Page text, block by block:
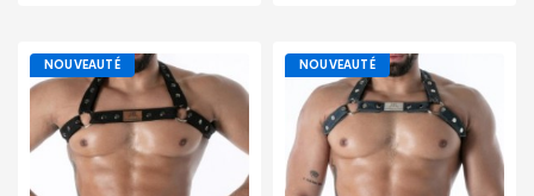
NOUVEAUTÉ NOUVEAUTÉ